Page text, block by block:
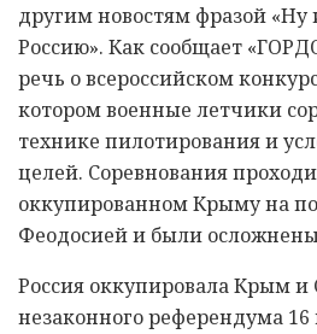
другим новостям фразой «Ну
Россию». Как сообщает
речь о всероссийском
котором военные летчики
технике пилотирования и
целей. Соревнования
оккупированном Крыму на
Феодосией и были
Россия оккупировала Крым и
незаконного референдума 16